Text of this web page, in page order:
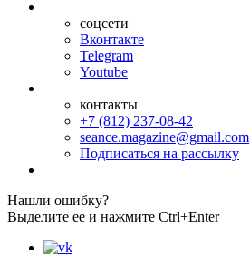
соцсети
Вконтакте
Telegram
Youtube
контакты
+7 (812) 237-08-42
seance.magazine@gmail.com
Подписаться на рассылку
Нашли ошибку?
Выделите ее и нажмите Ctrl+Enter